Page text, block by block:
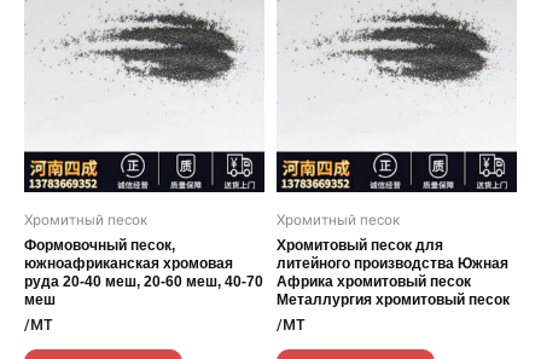
Хромитный песок
Формовочный песок,
южноафриканская хромовая
руда 20-40 меш, 20-60 меш, 40-70
меш
/MT
Хромитный песок
Хромитовый песок для
литейного производства Южная
Африка хромитовый песок
Металлургия хромитовый песок
/MT